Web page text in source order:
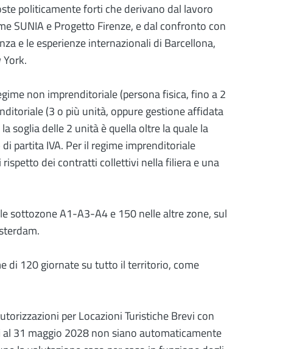
politicamente forti che derivano dal lavoro
SUNIA e Progetto Firenze, e dal confronto con
e le esperienze internazionali di Barcellona,
non imprenditoriale (persona fisica, fino a 2
(3 o più unità, oppure gestione affidata
soglia delle 2 unità è quella oltre la quale la
partita IVA. Per il regime imprenditoriale
dei contratti collettivi nella filiera e una
sottozone A1-A3-A4 e 150 nelle altre zone, sul
di 120 giornate su tutto il territorio, come
per Locazioni Turistiche Brevi con
31 maggio 2028 non siano automaticamente